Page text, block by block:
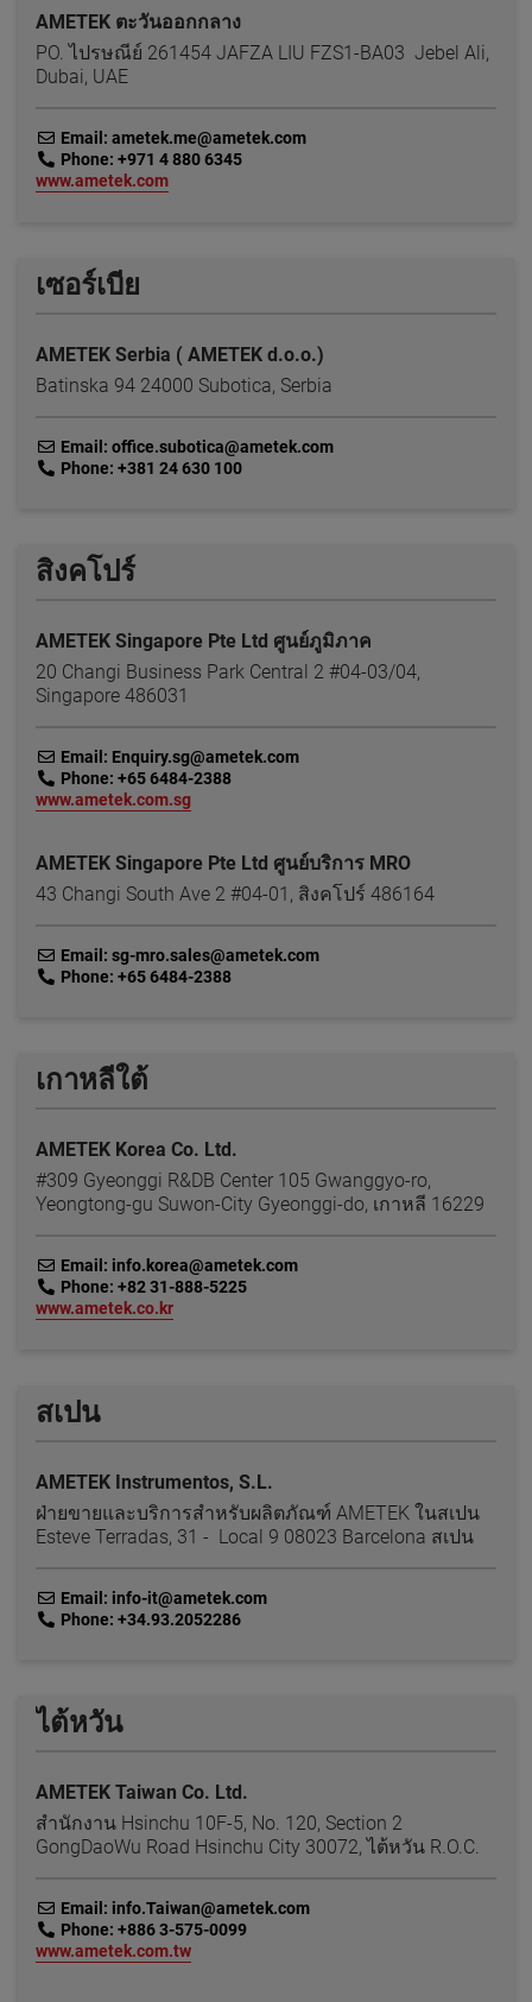
AMETEK ตะวันออกกลาง
PO. ไปรษณีย์ 261454 JAFZA LIU FZS1-BA03 Jebel Ali,
Dubai, UAE
link Email: ametek.me@ametek.com
link Phone: +971 4 880 6345
link
www.ametek.com
เซอร์เบีย
AMETEK Serbia ( AMETEK d.o.o.)
Batinska 94 24000 Subotica, Serbia
link Email: office.subotica@ametek.com
link Phone: +381 24 630 100
สิงคโปร์
AMETEK Singapore Pte Ltd ศูนย์ภูมิภาค
20 Changi Business Park Central 2 #04-03/04,
Singapore 486031
link Email: Enquiry.sg@ametek.com
link Phone: +65 6484-2388
link
www.ametek.com.sg
AMETEK Singapore Pte Ltd ศูนย์บริการ MRO
43 Changi South Ave 2 #04-01, สิงคโปร์ 486164
link Email: sg-mro.sales@ametek.com
link Phone: +65 6484-2388
เกาหลีใต้
AMETEK Korea Co. Ltd.
#309 Gyeonggi R&DB Center 105 Gwanggyo-ro,
Yeongtong-gu Suwon-City Gyeonggi-do, เกาหลี 16229
link Email: info.korea@ametek.com
link Phone: +82 31-888-5225
link
www.ametek.co.kr
สเปน
AMETEK Instrumentos, S.L.
ฝ่ายขายและบริการสำหรับผลิตภัณฑ์ AMETEK ในสเปน
Esteve Terradas, 31 - Local 9 08023 Barcelona สเปน
link Email: info-it@ametek.com
link Phone: +34.93.2052286
ไต้หวัน
AMETEK Taiwan Co. Ltd.
สำนักงาน Hsinchu 10F-5, No. 120, Section 2
GongDaoWu Road Hsinchu City 30072, ไต้หวัน R.O.C.
link Email: info.Taiwan@ametek.com
link Phone: +886 3-575-0099
link
www.ametek.com.tw